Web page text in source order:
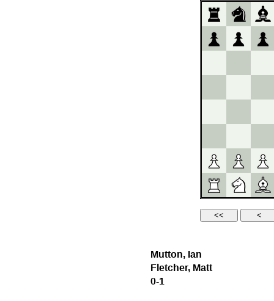
Mutton, Ian
Fletcher, Matt
0-1